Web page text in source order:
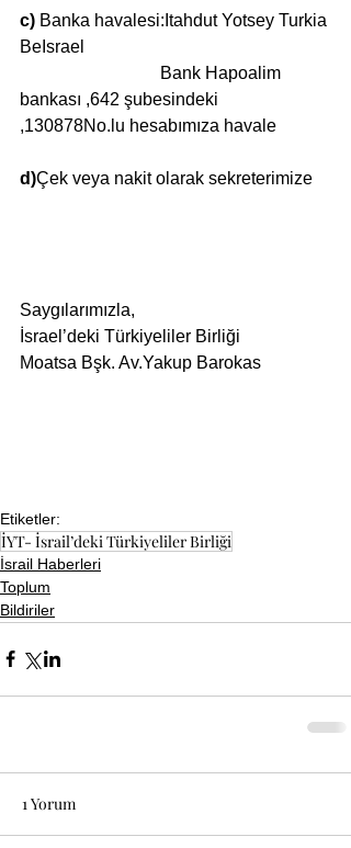
c) Banka havalesi:Itahdut Yotsey Turkia
BeIsrael
bankası ,642 şubesindeki
,130878No.lu hesabımıza havale
d)Çek veya nakit olarak sekreterimize
Saygılarımızla,
İsrael’deki Türkiyeliler Birliği
Moatsa Bşk. Av.Yakup Barokas
Etiketler:
İYT- İsrail’deki Türkiyeliler Birliği
İsrail Haberleri
Toplum
Bildiriler
1 Yorum